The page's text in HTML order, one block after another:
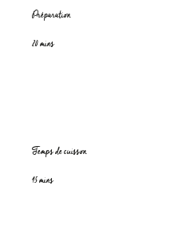
Préparation
20 mins
Temps de cuisson
45 mins